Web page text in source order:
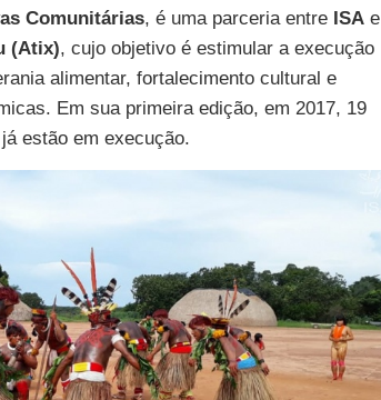
Comunitárias, é uma parceria entre ISAe
(Atix), cujo objetivo é estimular a execução
alimentar, fortalecimento cultural e
Em sua primeira edição, em 2017, 19
estão em execução.